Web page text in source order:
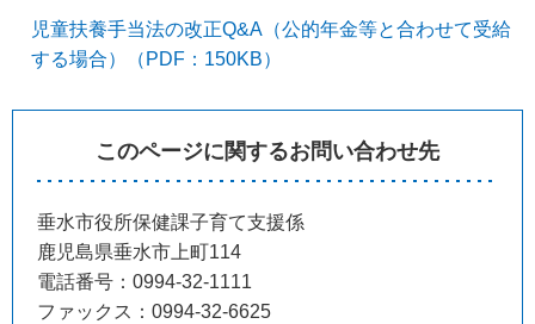
児童扶養手当法の改正Q&A（公的年金等と合わせて受給
する場合）（PDF：150KB）
このページに関するお問い合わせ先
垂水市役所保健課子育て支援係
鹿児島県垂水市上町114
電話番号：0994-32-1111
ファックス：0994-32-6625